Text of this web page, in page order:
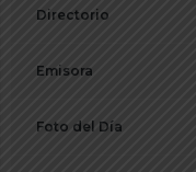
Directorio
Emisora
Foto del Día